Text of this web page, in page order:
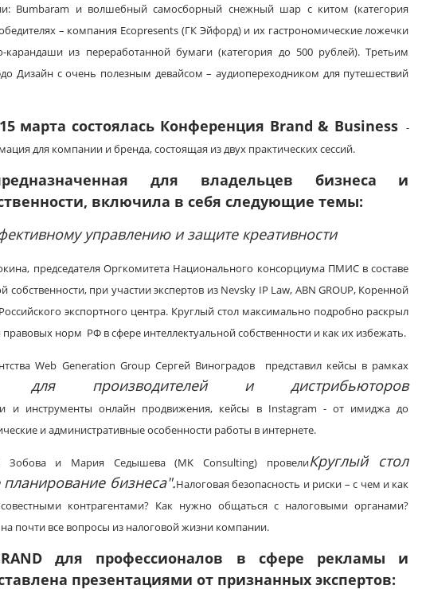
Bumbaram и волшебный самосборный снежный шар с китом (категория
– компания Ecopresents (ГК Эйфорд) и их гастрономические ложечки
карандаши из переработанной бумаги (категория до 500 рублей). Третьим
Дизайн с очень полезным девайсом – аудиопереходником для путешествий
марта состоялась Конференция Brand & Business -
для компании и бренда, состоящая из двух практических сессий.
для владельцев бизнеса и
включила в себя следующие темы:
управлению и защите креативности
председателя Оргкомитета Национального консорциума ПМИС в составе
при участии экспертов из Nevsky IP Law, ABN GROUP, Коренной
экспортного центра. Круглый стол максимально подробно раскрыл
норм РФ в сфере интеллектуальной собственности и как их избежать.
Web Generation Group Сергей Виноградов представил кейсы в рамках
для производителей и дистрибьюторов
и инструменты онлайн продвижения, кейсы в Instagram - от имиджа до
и административные особенности работы в интернете.
Зобова и Мария Седышева (MK Consulting) провелиКруглый стол
бизнеса".Налоговая безопасность и риски – с чем и как
контрагентами? Как нужно общаться с налоговыми органами?
почти все вопросы из налоговой жизни компании.
для профессионалов в сфере рекламы и
презентациями от признанных экспертов: